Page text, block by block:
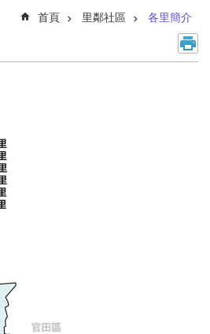
首頁 里鄰社區 各里簡介